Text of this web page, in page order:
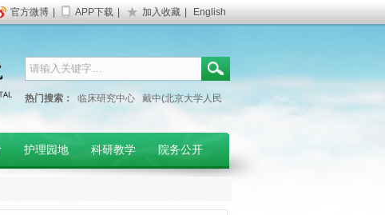
官方微博 APP下载 加入收藏 English
热门搜索： 临床研究中心
戴中(北京大学人民
医院专家)
护理园地 科研教学 院务公开